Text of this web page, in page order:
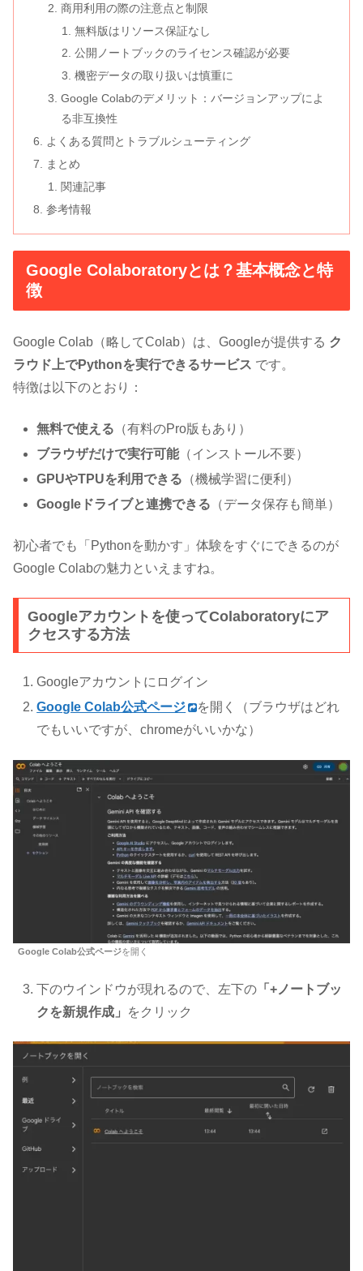
商用利用の際の注意点と制限
無料版はリソース保証なし
公開ノートブックのライセンス確認が必要
機密データの取り扱いは慎重に
Google Colabのデメリット：バージョンアップによ
る非互換性
よくある質問とトラブルシューティング
まとめ
関連記事
参考情報
Google Colaboratoryとは？基本概念と特
徴
Google Colab（略してColab）は、Googleが提供する ク
ラウド上でPythonを実行できるサービス です。
特徴は以下のとおり：
無料で使える （有料のPro版もあり）
ブラウザだけで実行可能（インストール不要）
GPUやTPUを利用できる （機械学習に便利）
Googleドライブと連携できる （データ保存も簡単）
初心者でも「Pythonを動かす」体験をすぐにできるのが
Google Colabの魅力といえますね。
Googleアカウントを使ってColaboratoryにア
クセスする方法
Googleアカウントにログイン
Google Colab公式ページ
を開く（ブラウザはどれ
でもいいですが、chromeがいいかな）
Google Colab公式ページを開く
下のウインドウが現れるので、左下の 「+ノートブッ
クを新規作成」
をクリック